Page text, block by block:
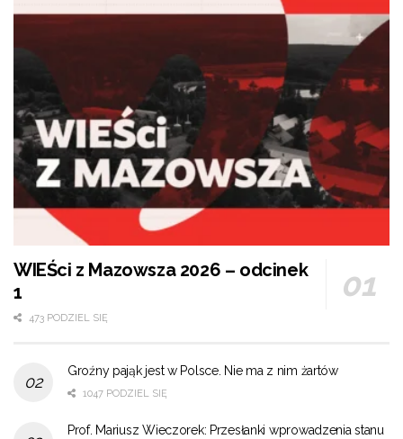
WIEŚci z Mazowsza 2026 – odcinek
1
473 PODZIEL SIĘ
Groźny pająk jest w Polsce. Nie ma z nim żartów
1047 PODZIEL SIĘ
Prof. Mariusz Wieczorek: Przesłanki wprowadzenia stanu